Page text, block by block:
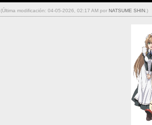
(Última modificación: 04-05-2026, 02:17 AM por NATSUME SHIN .)